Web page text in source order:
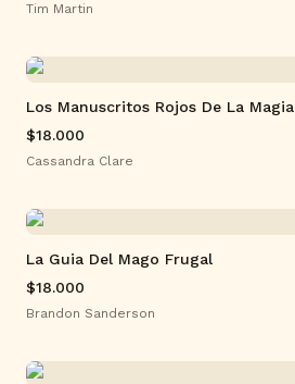
Tim Martin
Los Manuscritos Rojos De La Magia
$18.000
Cassandra Clare
La Guia Del Mago Frugal
$18.000
Brandon Sanderson